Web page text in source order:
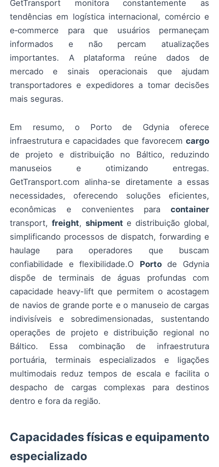
GetTransport monitora constantemente as
tendências em logística internacional, comércio e
e‑commerce para que usuários permaneçam
informados e não percam atualizações
importantes. A plataforma reúne dados de
mercado e sinais operacionais que ajudam
transportadores e expedidores a tomar decisões
mais seguras.
Em resumo, o Porto de Gdynia oferece
infraestrutura e capacidades que favorecem cargo
de projeto e distribuição no Báltico, reduzindo
manuseios e otimizando entregas.
GetTransport.com alinha-se diretamente a essas
necessidades, oferecendo soluções eficientes,
econômicas e convenientes para container
transport, freight, shipment e distribuição global,
simplificando processos de dispatch, forwarding e
haulage para operadores que buscam
confiabilidade e flexibilidade.O Portode Gdynia
dispõe de terminais de águas profundas com
capacidade heavy-lift que permitem o acostagem
de navios de grande porte e o manuseio de cargas
indivisíveis e sobredimensionadas, sustentando
operações de projeto e distribuição regional no
Báltico. Essa combinação de infraestrutura
portuária, terminais especializados e ligações
multimodais reduz tempos de escala e facilita o
despacho de cargas complexas para destinos
dentro e fora da região.
Capacidades físicas e equipamento
especializado